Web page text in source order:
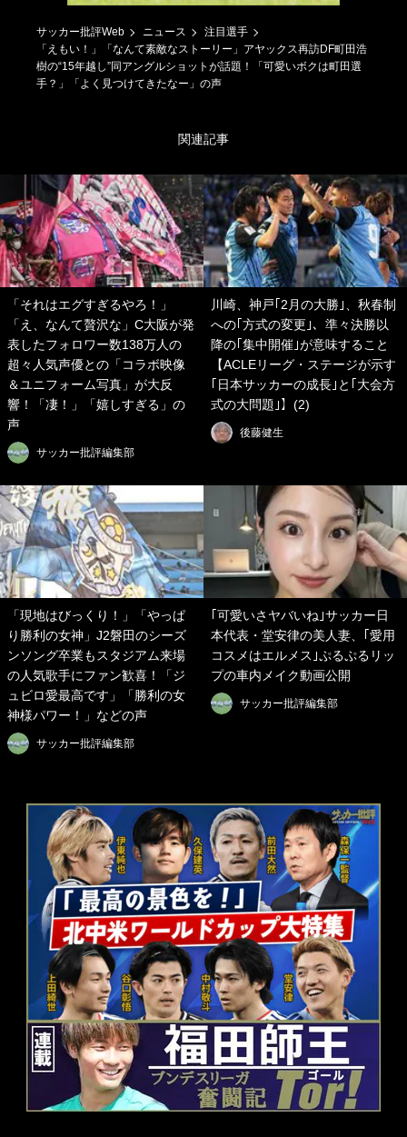
サッカー批評Web ニュース
注目選手
「えもい！」「なんて素敵なストーリー」アヤックス再訪DF町田浩
樹の“15年越し”同アングルショットが話題！「可愛いボクは町田選
手？」「よく見つけてきたなー」の声
関連記事
「それはエグすぎるやろ！」
「え、なんて贅沢な」C大阪が発
表したフォロワー数138万人の
超々人気声優との「コラボ映像
＆ユニフォーム写真」が大反
響！「凄！」「嬉しすぎる」の
声
サッカー批評編集部
川崎、神戸｢2月の大勝｣、秋春制
への｢方式の変更｣、準々決勝以
降の｢集中開催｣が意味すること
【ACLEリーグ・ステージが示す
｢日本サッカーの成長｣と｢大会方
式の大問題｣】(2)
後藤健生
「現地はびっくり！」「やっぱ
り勝利の女神」J2磐田のシーズ
ンソング卒業もスタジアム来場
の人気歌手にファン歓喜！「ジ
ュビロ愛最高です」「勝利の女
神様パワー！」などの声
サッカー批評編集部
｢可愛いさヤバいね｣サッカー日
本代表・堂安律の美人妻、｢愛用
コスメはエルメス｣ぷるぷるリッ
プの車内メイク動画公開
サッカー批評編集部